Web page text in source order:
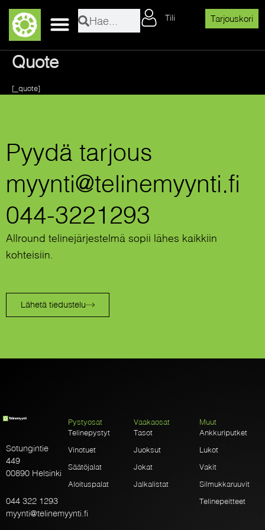
sisältöön
SearchSearch Tili Tarjouskori
Quote
[_quote]
Pyydä tarjous
myynti@telinemyynti.fi
044-3221293
Allround telinejärjestelmä sopii lähes kaikkiin
kohteisiin.
Lähetä tiedustelu
Sotungintie
449
00890 Helsinki
044 322 1293
myynti@telinemyynti.fi
Pystyosat
Telinepystyt
Vinotuet
Säätöjalat
Aloituspalat
Vaakaosat
Tasot
Juoksut
Jokat
Jalkalistat
Muut
Ankkuriputket
Lukot
Vakit
Silmukkaruuvit
Telinepeitteet